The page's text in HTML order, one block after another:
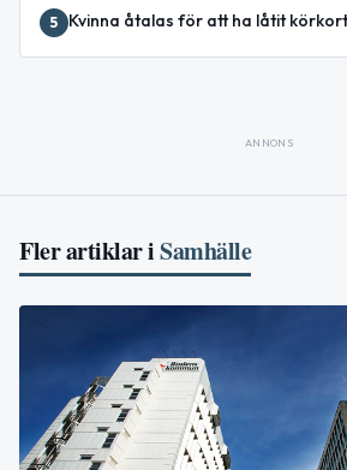
5 Kvinna åtalas för att ha låtit
ANNONS
Fler artiklar iSamhälle